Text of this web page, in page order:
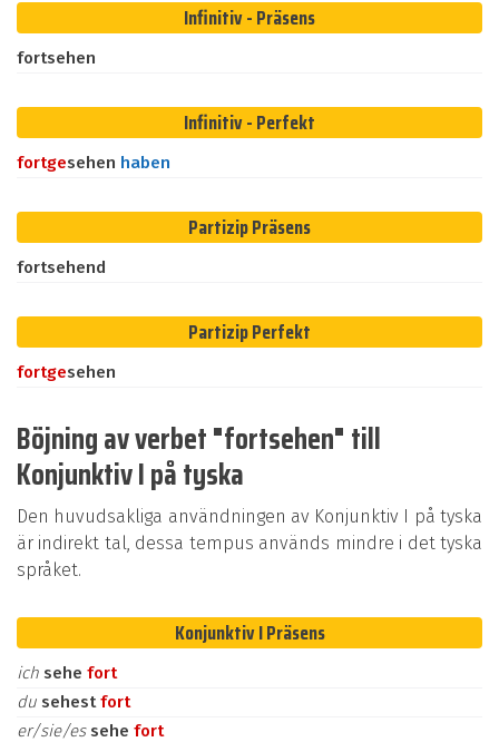
Infinitiv - Präsens
fortsehen
Infinitiv - Perfekt
fortgesehen haben
Partizip Präsens
fortsehend
Partizip Perfekt
fortgesehen
Böjning av verbet "fortsehen" till
Konjunktiv I på tyska
Den huvudsakliga användningen av Konjunktiv I på tyska
är indirekt tal, dessa tempus används mindre i det tyska
språket.
Konjunktiv I Präsens
ich sehe fort
du sehestfort
er/sie/es sehe fort